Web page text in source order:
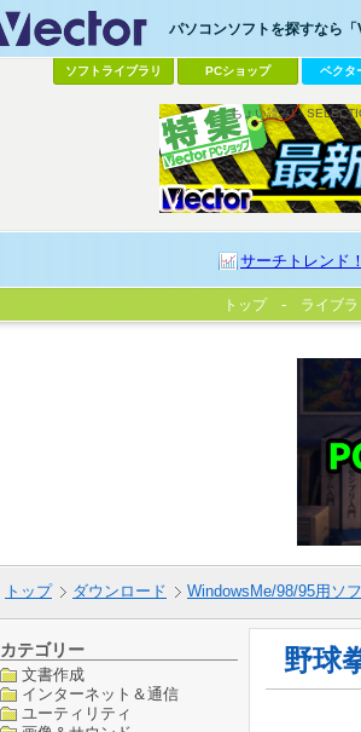
パソコンソフトを探すなら「
ソフトライブラリ PCショップ ベクタ
サーチトレンド！
ちょい読み!
トップ ライブラ
トップ ダウンロード WindowsMe/98/95用ソ
カテゴリー
文書作成
インターネット＆通信
ユーティリティ
野球